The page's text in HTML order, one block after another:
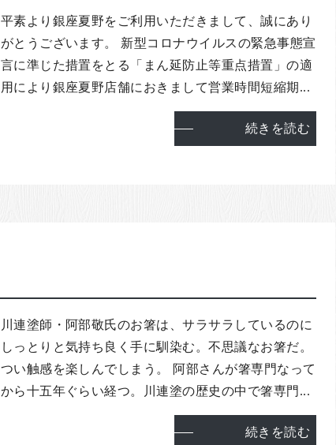
平素より銀座夏野をご利用いただきまして、誠にあり
がとうございます。 新型コロナウイルスの緊急事態宣
言に準じた措置をとる「まん延防止等重点措置」の適
用により銀座夏野店舗におきまして営業時間短縮期...
続きを読む
川連塗師・阿部敬氏のお箸は、サラサラしているのに
しっとりと気持ち良く手に馴染む。不思議なお箸だ。
つい触感を楽しんでしまう。 阿部さんが箸専門なって
から十五年ぐらい経つ。川連塗の歴史の中で箸専門...
続きを読む